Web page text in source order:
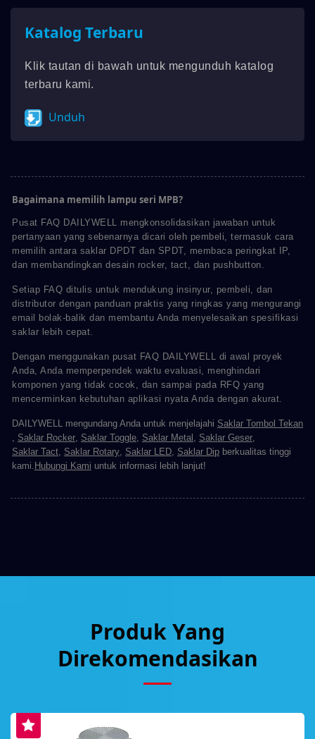
Katalog Terbaru
Klik tautan di bawah untuk mengunduh katalog
terbaru kami.
Unduh
Bagaimana memilih lampu seri MPB?
Pusat FAQ DAILYWELL mengkonsolidasikan jawaban untuk
pertanyaan yang sebenarnya dicari oleh pembeli, termasuk cara
memilih antara saklar DPDT dan SPDT, membaca peringkat IP,
dan membandingkan desain rocker, tact, dan pushbutton.
Setiap FAQ ditulis untuk mendukung insinyur, pembeli, dan
distributor dengan panduan praktis yang ringkas yang mengurangi
email bolak-balik dan membantu Anda menyelesaikan spesifikasi
saklar lebih cepat.
Dengan menggunakan pusat FAQ DAILYWELL di awal proyek
Anda, Anda memperpendek waktu evaluasi, menghindari
komponen yang tidak cocok, dan sampai pada RFQ yang
mencerminkan kebutuhan aplikasi nyata Anda dengan akurat.
DAILYWELL mengundang Anda untuk menjelajahi Saklar Tombol Tekan
Saklar Rocker Saklar Toggle Saklar Metal Saklar Geser
Saklar Tact Saklar Rotary Saklar LED Saklar Dip berkualitas tinggi
kami. Hubungi Kami untuk informasi lebih lanjut!
Produk Yang
Direkomendasikan